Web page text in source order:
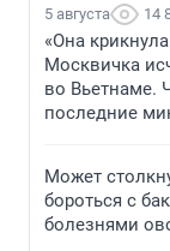
5 августа 14
«Она
Москвичка
во Вьетнаме.
последние
Может
бороться с
болезнями